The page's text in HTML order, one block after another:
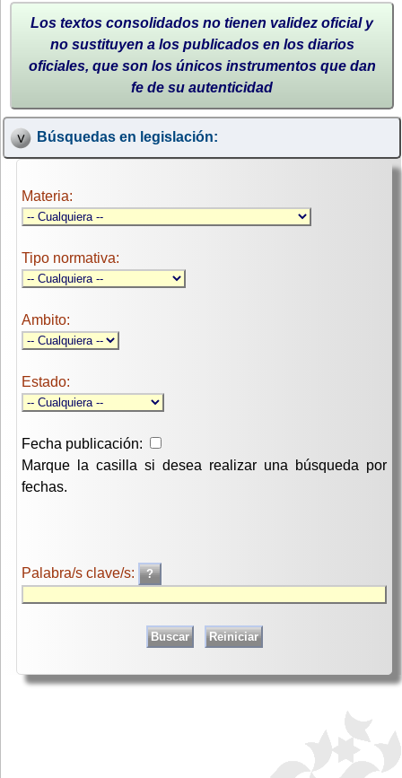
Los textos consolidados no tienen validez oficial y
no sustituyen a los publicados en los diarios
oficiales, que son los únicos instrumentos que dan
fe de su autenticidad
Búsquedas en legislación:
Materia:
Tipo normativa:
Ambito:
Estado:
Fecha publicación:
Marque la casilla si desea realizar una búsqueda por
fechas.
Palabra/s clave/s: